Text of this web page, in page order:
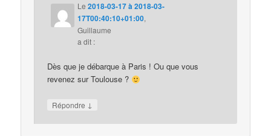
Le2018-03-17 à 2018-03-
17T00:40:10+01:00,
Guillaume
a dit :
Dès que je débarque à Paris ! Ou que vous
revenez sur Toulouse ?
Répondre ↓